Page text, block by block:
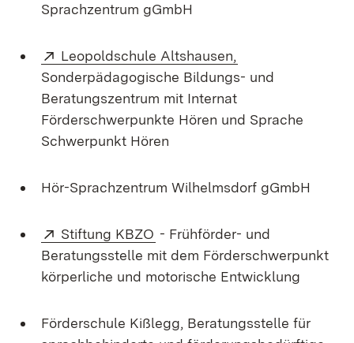
Sprachzentrum gGmbH
Extern:
Leopoldschule Altshausen,
Sonderpädagogische Bildungs- und
Beratungszentrum mit Internat
Förderschwerpunkte Hören und Sprache
Schwerpunkt Hören
Hör-Sprachzentrum Wilhelmsdorf gGmbH
Extern:
Stiftung KBZO (Öffnet in neuem Fenster)
- Frühförder- und
Beratungsstelle mit dem Förderschwerpunkt
körperliche und motorische Entwicklung
Förderschule Kißlegg, Beratungsstelle für